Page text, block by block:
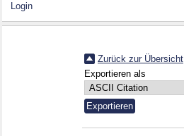
Login
Zurück zur Übersicht
Exportieren als